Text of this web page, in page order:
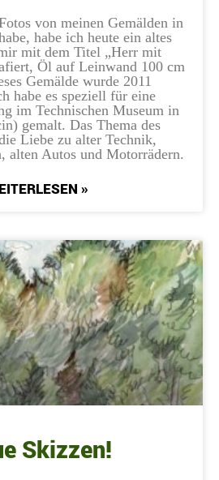
von meinen Gemälden in
habe ich heute ein altes
mit dem Titel „Herr mit
Öl auf Leinwand 100 cm
Gemälde wurde 2011
habe es speziell für eine
im Technischen Museum in
gemalt. Das Thema des
Liebe zu alter Technik,
alten Autos und Motorrädern.
»
Skizzen!